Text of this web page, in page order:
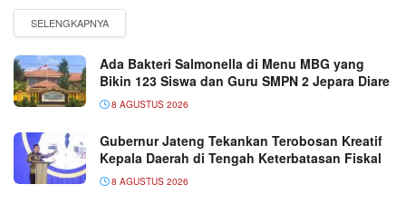
Ada Bakteri Salmonella di Menu MBG yang
Bikin 123 Siswa dan Guru SMPN 2 Jepara Diare
8 AGUSTUS 2026
Gubernur Jateng Tekankan Terobosan Kreatif
Kepala Daerah di Tengah Keterbatasan Fiskal
8 AGUSTUS 2026